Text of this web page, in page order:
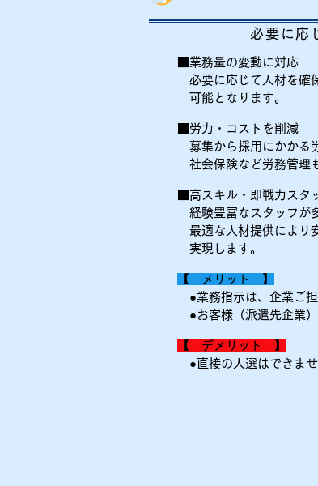
必要に応
​■業務量の変動に対応
必要に応じて人材を確
可能となります。
■労力・コストを削減
募集から採用にかかる
社会保険など労務管理
■高スキル・即戦力スタ
経験豊富なスタッフが
最適な人材提供により
​ 実現します。
【 メリット 】
●業務指示は、企業ご担
●お客様（派遣先企業）
【 デメリット 】
●直接の人選はできませ